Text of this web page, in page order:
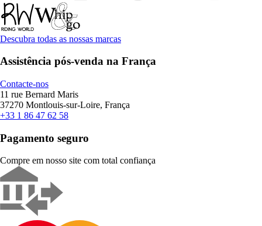
Descubra todas as nossas marcas
Assistência pós-venda na França
Contacte-nos
11 rue Bernard Maris
37270 Montlouis-sur-Loire, França
+33 1 86 47 62 58
Pagamento seguro
Compre em nosso site com total confiança